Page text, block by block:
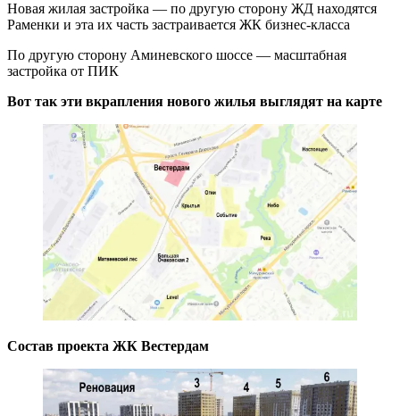
Новая жилая застройка — по другую сторону ЖД находятся
Раменки и эта их часть застраивается ЖК бизнес-класса
По другую сторону Аминевского шоссе — масштабная
застройка от ПИК
Вот так эти вкрапления нового жилья выглядят на карте
Состав проекта ЖК Вестердам